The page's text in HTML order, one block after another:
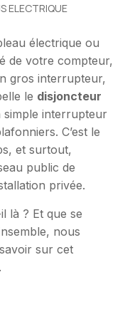
ELECTRIQUE
électrique ou
de votre compteur,
gros interrupteur,
le disjoncteur
simple interrupteur
C’est le
et surtout,
public de
privée.
là ? Et que se
nous
sur cet